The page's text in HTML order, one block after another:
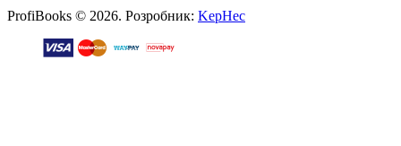
ProfiBooks © 2026. Розробник: KepHec